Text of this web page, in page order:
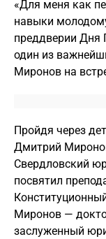
«Для меня как
навыки
преддверии Дня
один из
Миронов на
Пройдя через
Дмитрий
Свердловский
посвятил
Миронов —
заслуженный